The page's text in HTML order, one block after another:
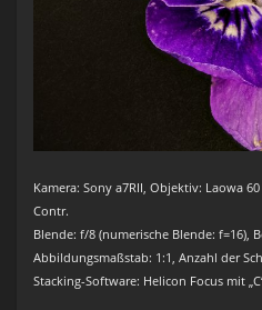
Kamera: Sony a7RII, Objektiv: Laowa
Contr.
Blende: f/8 (numerische Blende: f=16),
Abbildungsmaßstab: 1:1, Anzahl der
Stacking-Software: Helicon Focus mit